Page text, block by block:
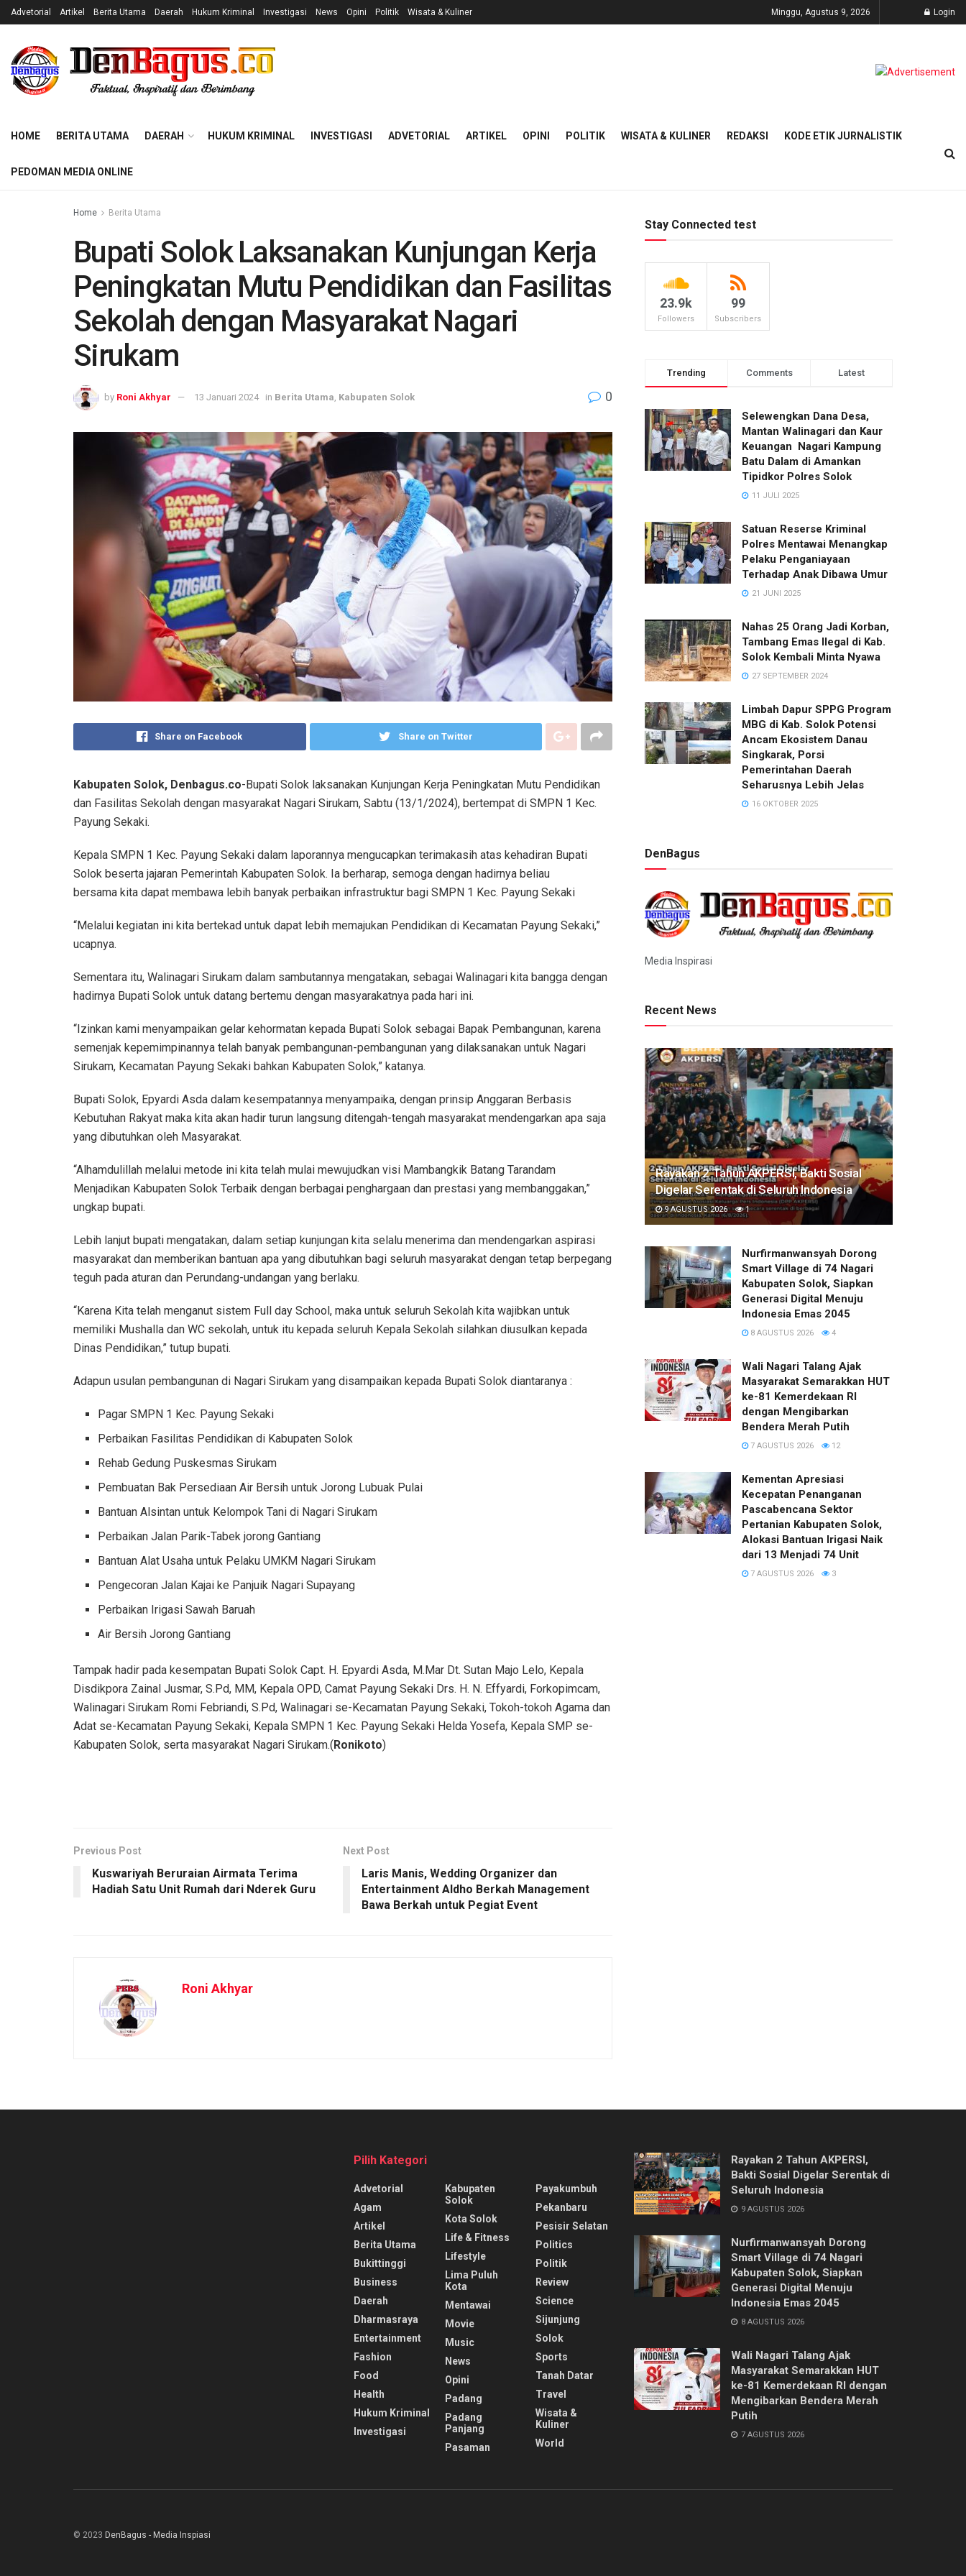
Advetorial Artikel Berita Utama Daerah Hukum Kriminal Investigasi News Opini Politik Wisata & Kuliner Minggu, Agustus 9, 2026 Login
HOME BERITA UTAMA DAERAH HUKUM KRIMINAL INVESTIGASI ADVETORIAL ARTIKEL OPINI POLITIK WISATA & KULINER REDAKSI KODE ETIK JURNALISTIK
PEDOMAN MEDIA ONLINE
Home Berita Utama
Bupati Solok Laksanakan Kunjungan Kerja
Peningkatan Mutu Pendidikan dan Fasilitas
Sekolah dengan Masyarakat Nagari
Sirukam
by Roni Akhyar 13 Januari 2024 in Berita Utama Kabupaten Solok 0
Share on Facebook Share on Twitter
Kabupaten Solok, Denbagus.co-Bupati Solok laksanakan Kunjungan Kerja Peningkatan Mutu Pendidikan
dan Fasilitas Sekolah dengan masyarakat Nagari Sirukam, Sabtu (13/1/2024), bertempat di SMPN 1 Kec.
Payung Sekaki.
Kepala SMPN 1 Kec. Payung Sekaki dalam laporannya mengucapkan terimakasih atas kehadiran Bupati
Solok beserta jajaran Pemerintah Kabupaten Solok. Ia berharap, semoga dengan hadirnya beliau
bersama kita dapat membawa lebih banyak perbaikan infrastruktur bagi SMPN 1 Kec. Payung Sekaki
“Melalui kegiatan ini kita bertekad untuk dapat lebih memajukan Pendidikan di Kecamatan Payung Sekaki,”
ucapnya.
Sementara itu, Walinagari Sirukam dalam sambutannya mengatakan, sebagai Walinagari kita bangga dengan
hadirnya Bupati Solok untuk datang bertemu dengan masyarakatnya pada hari ini.
“Izinkan kami menyampaikan gelar kehormatan kepada Bupati Solok sebagai Bapak Pembangunan, karena
semenjak kepemimpinannya telah banyak pembangunan-pembangunan yang dilaksanakan untuk Nagari
Sirukam, Kecamatan Payung Sekaki bahkan Kabupaten Solok,” katanya.
Bupati Solok, Epyardi Asda dalam kesempatannya menyampaika, dengan prinsip Anggaran Berbasis
Kebutuhan Rakyat maka kita akan hadir turun langsung ditengah-tengah masyarakat mendengarkan apa saja
yang dibutuhkan oleh Masyarakat.
“Alhamdulillah melalui metode ini kita telah mulai mewujudkan visi Mambangkik Batang Tarandam
Menjadikan Kabupaten Solok Terbaik dengan berbagai penghargaan dan prestasi yang membanggakan,”
ungkap bupati.
Lebih lanjut bupati mengatakan, dalam setiap kunjungan kita selalu menerima dan mendengarkan aspirasi
masyarakat dan memberikan bantuan apa yang dibutuhkan bagi seluruh masyarakat dengan tetap berpegang
teguh pada aturan dan Perundang-undangan yang berlaku.
“Karena Kita telah menganut sistem Full day School, maka untuk seluruh Sekolah kita wajibkan untuk
memiliki Mushalla dan WC sekolah, untuk itu kepada seluruh Kepala Sekolah silahkan diusulkan kepada
Dinas Pendidikan,” tutup bupati.
Adapun usulan pembangunan di Nagari Sirukam yang disampaikan kepada Bupati Solok diantaranya :
Pagar SMPN 1 Kec. Payung Sekaki
Perbaikan Fasilitas Pendidikan di Kabupaten Solok
Rehab Gedung Puskesmas Sirukam
Pembuatan Bak Persediaan Air Bersih untuk Jorong Lubuak Pulai
Bantuan Alsintan untuk Kelompok Tani di Nagari Sirukam
Perbaikan Jalan Parik-Tabek jorong Gantiang
Bantuan Alat Usaha untuk Pelaku UMKM Nagari Sirukam
Pengecoran Jalan Kajai ke Panjuik Nagari Supayang
Perbaikan Irigasi Sawah Baruah
Air Bersih Jorong Gantiang
Tampak hadir pada kesempatan Bupati Solok Capt. H. Epyardi Asda, M.Mar Dt. Sutan Majo Lelo, Kepala
Disdikpora Zainal Jusmar, S.Pd, MM, Kepala OPD, Camat Payung Sekaki Drs. H. N. Effyardi, Forkopimcam,
Walinagari Sirukam Romi Febriandi, S.Pd, Walinagari se-Kecamatan Payung Sekaki, Tokoh-tokoh Agama dan
Adat se-Kecamatan Payung Sekaki, Kepala SMPN 1 Kec. Payung Sekaki Helda Yosefa, Kepala SMP se-
Kabupaten Solok, serta masyarakat Nagari Sirukam.(Ronikoto)
Previous Post
Kuswariyah Beruraian Airmata Terima
Hadiah Satu Unit Rumah dari Nderek Guru
Next Post
Laris Manis, Wedding Organizer dan
Entertainment Aldho Berkah Management
Bawa Berkah untuk Pegiat Event
Roni Akhyar
Stay Connected test
23.9k
Followers
99
Subscribers
Trending Comments Latest
Selewengkan Dana Desa,
Mantan Walinagari dan Kaur
Keuangan Nagari Kampung
Batu Dalam di Amankan
Tipidkor Polres Solok
11 JULI 2025
Satuan Reserse Kriminal
Polres Mentawai Menangkap
Pelaku Penganiayaan
Terhadap Anak Dibawa Umur
21 JUNI 2025
Nahas 25 Orang Jadi Korban,
Tambang Emas Ilegal di Kab.
Solok Kembali Minta Nyawa
27 SEPTEMBER 2024
Limbah Dapur SPPG Program
MBG di Kab. Solok Potensi
Ancam Ekosistem Danau
Singkarak, Porsi
Pemerintahan Daerah
Seharusnya Lebih Jelas
16 OKTOBER 2025
DenBagus
Media Inspirasi
Recent News
Rayakan 2 Tahun AKPERSI, Bakti Sosial
Digelar Serentak di Seluruh Indonesia
9 AGUSTUS 2026 1
Nurfirmanwansyah Dorong
Smart Village di 74 Nagari
Kabupaten Solok, Siapkan
Generasi Digital Menuju
Indonesia Emas 2045
8 AGUSTUS 2026 4
Wali Nagari Talang Ajak
Masyarakat Semarakkan HUT
ke-81 Kemerdekaan RI
dengan Mengibarkan
Bendera Merah Putih
7 AGUSTUS 2026 12
Kementan Apresiasi
Kecepatan Penanganan
Pascabencana Sektor
Pertanian Kabupaten Solok,
Alokasi Bantuan Irigasi Naik
dari 13 Menjadi 74 Unit
7 AGUSTUS 2026 3
Pilih Kategori
Advetorial
Agam
Artikel
Berita Utama
Bukittinggi
Business
Daerah
Dharmasraya
Entertainment
Fashion
Food
Health
Hukum Kriminal
Investigasi
Kabupaten
Solok
Kota Solok
Life & Fitness
Lifestyle
Lima Puluh
Kota
Mentawai
Movie
Music
News
Opini
Padang
Padang
Panjang
Pasaman
Payakumbuh
Pekanbaru
Pesisir Selatan
Politics
Politik
Review
Science
Sijunjung
Solok
Sports
Tanah Datar
Travel
Wisata &
Kuliner
World
Rayakan 2 Tahun AKPERSI,
Bakti Sosial Digelar Serentak di
Seluruh Indonesia
9 AGUSTUS 2026
Nurfirmanwansyah Dorong
Smart Village di 74 Nagari
Kabupaten Solok, Siapkan
Generasi Digital Menuju
Indonesia Emas 2045
8 AGUSTUS 2026
Wali Nagari Talang Ajak
Masyarakat Semarakkan HUT
ke-81 Kemerdekaan RI dengan
Mengibarkan Bendera Merah
Putih
7 AGUSTUS 2026
© 2023 DenBagus - Media Inspiasi